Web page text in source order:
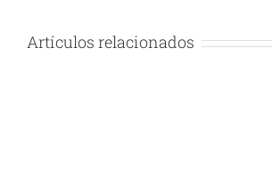
Artículos relacionados